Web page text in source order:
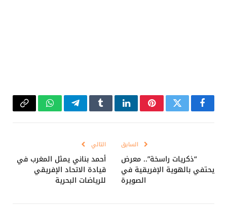
فيسبوكتويتر بينتيريستلينكدإنTumblrتيلقرامواتسابCopy
السابق
“ذكريات راسخة”.. معرض
يحتفي بالهوية الإفريقية في
الصويرة
التالي
أحمد بناني يمثل المغرب في
قيادة الاتحاد الإفريقي
للرياضات البحرية